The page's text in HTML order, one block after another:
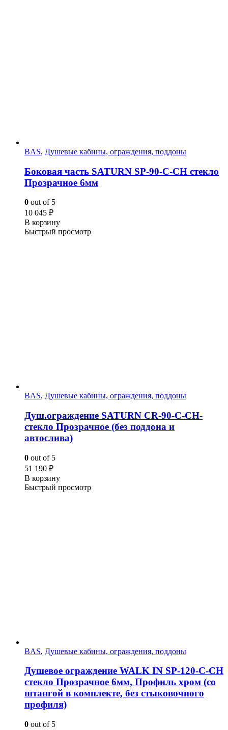
BAS, Душевые кабины, ограждения, поддоны
Боковая часть SATURN SP-90-С-CH стекло
Прозрачное 6мм
0 out of 5
10 045 ₽
В корзину
Быстрый просмотр
BAS, Душевые кабины, ограждения, поддоны
Душ.ограждение SATURN CR-90-C-CH-
стекло Прозрачное (без поддона и
автослива)
0 out of 5
51 190 ₽
В корзину
Быстрый просмотр
BAS, Душевые кабины, ограждения, поддоны
Душевое ограждение WALK IN SP-120-C-CH
стекло Прозрачное 6мм, Профиль хром (со
штангой в комплекте, без стыковочного
профиля)
0 out of 5